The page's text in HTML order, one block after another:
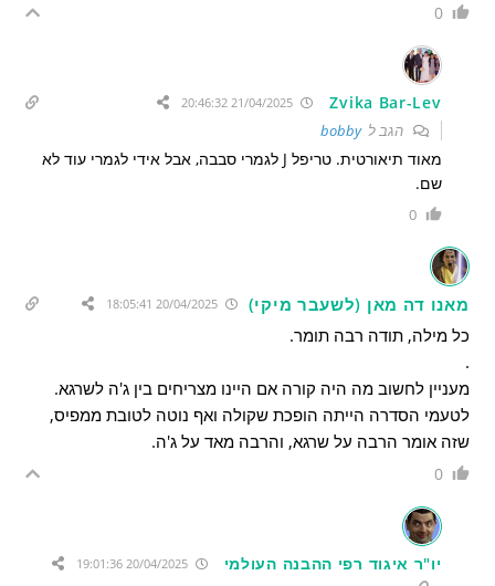
0
Zvika Bar-Lev
הגב לbobby
מאוד תיאורטית. טריפל J לגמרי סבבה, אבל אידי לגמרי עוד לא
שם.
0
מאנו דה מאן (לשעבר מיקי) 20/04/2025 18:05:41
כל מילה, תודה רבה תומר.
.
מעניין לחשוב מה היה קורה אם היינו מצריחים בין ג'ה לשרגא.
לטעמי הסדרה הייתה הופכת שקולה ואף נוטה לטובת ממפיס,
שזה אומר הרבה על שרגא, והרבה מאד על ג'ה.
0
יו"ר איגוד רפי ההבנה העולמי 20/04/2025 19:01:36